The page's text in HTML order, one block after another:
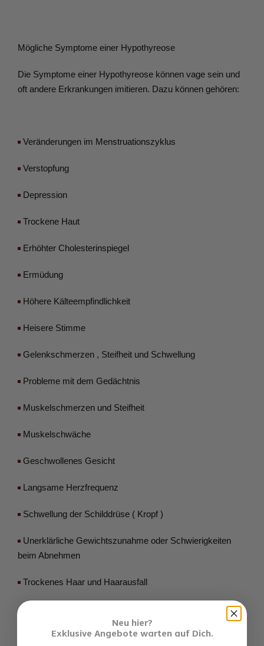
Mögliche Symptome einer Hypothyreose
Die Symptome einer Hypothyreose können vage sein und
oft andere Erkrankungen imitieren. Dazu können gehören:
Veränderungen im Menstruationszyklus
Verstopfung
Depression
Trockene Haut
Erhöhter Cholesterinspiegel
Ermüdung
Höhere Kälteempfindlichkeit
Heisere Stimme
Gelenkschmerzen , Steifheit und Schwellung
Probleme mit dem Gedächtnis
Muskelschmerzen und Steifheit
Muskelschwäche
Geschwollenes Gesicht
Langsame Herzfrequenz
Schwellung der Schilddrüse ( Kropf )
Unerklärliche Gewichtszunahme oder Schwierigkeiten
beim Abnehmen
Trockenes Haar und Haarausfall
Neu hier?
Exklusive Angebote warten auf Dich.